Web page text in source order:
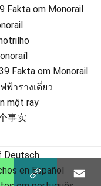
om Monorail
Fakta om Monorail
ฟ้ารางเดี่ยว
một ray
事实
en Español